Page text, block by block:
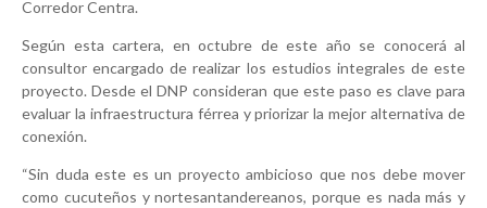
Corredor Centra.
Según esta cartera, en octubre de este año se conocerá al
consultor encargado de realizar los estudios integrales de este
proyecto. Desde el DNP consideran que este paso es clave para
evaluar la infraestructura férrea y priorizar la mejor alternativa de
conexión.
“Sin duda este es un proyecto ambicioso que nos debe mover
como cucuteños y nortesantandereanos, porque es nada más y